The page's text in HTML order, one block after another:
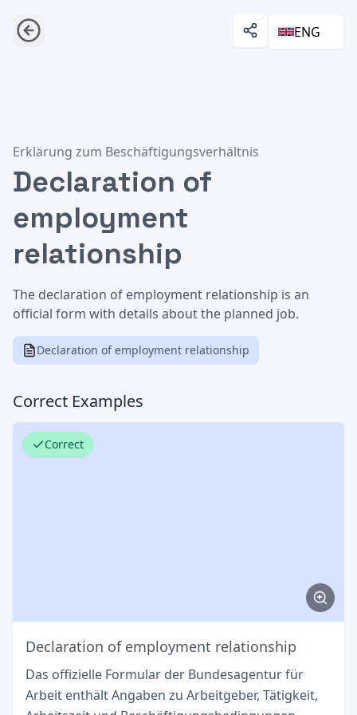
ENG
Declaration of employment relationship
Erklärung zum Beschäftigungsverhältnis
Declaration of
employment
relationship
The declaration of employment relationship is an
official form with details about the planned job.
Declaration of employment relationship
Correct Examples
Correct
Declaration of employment relationship
Das offizielle Formular der Bundesagentur für
Arbeit enthält Angaben zu Arbeitgeber, Tätigkeit,